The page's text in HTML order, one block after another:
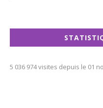
5 036 974 visites depuis le 01